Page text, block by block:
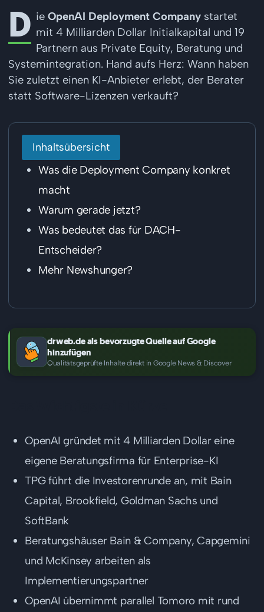
D ie OpenAI Deployment Companystartet
mit 4 Milliarden Dollar Initialkapital und 19
Partnern aus Private Equity, Beratung und
Systemintegration. Hand aufs Herz: Wann haben
Sie zuletzt einen KI-Anbieter erlebt, der Berater
statt Software-Lizenzen verkauft?
Inhaltsübersicht
Was die Deployment Company konkret
macht
Warum gerade jetzt?
Was bedeutet das für DACH-
Entscheider?
Mehr Newshunger?
drweb.de als bevorzugte Quelle auf Google
hinzufügen
Qualitätsgeprüfte Inhalte direkt in Google News & Discover
OpenAI gründet mit 4 Milliarden Dollar eine
eigene Beratungsfirma für Enterprise-KI
TPG führt die Investorenrunde an, mit Bain
Capital, Brookfield, Goldman Sachs und
SoftBank
Beratungshäuser Bain & Company, Capgemini
und McKinsey arbeiten als
Implementierungspartner
OpenAI übernimmt parallel Tomoro mit rund